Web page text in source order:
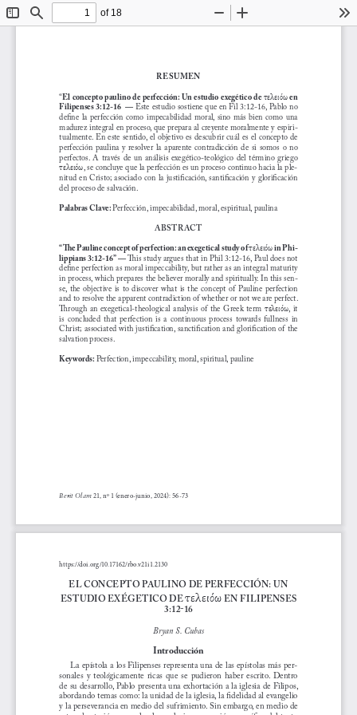
ToggleFind
of 18
Zoom
Berit Olam 21, nº 1 (enero-junio, 2024): 56-73
RESUMEN
“El concepto paulino de perfección: Un estudio exegético de τελειόω en
Filipenses 3:12-16  —
Este estudio sostiene que en Fil 3:12-16, Pablo no
define  la  perfección  como  impecabilidad  moral,  sino  más  bien  como  una
madurez integral en proceso, que prepara al creyente moralmente y espiri
tualmente. En este sentido, el objetivo es descubrir cuál es el concepto de
perfección  paulina  y  resolver  la  aparente  contradicción  de  si  somos  o  no
perfectos.  A  través  de  un  análisis  exegético-teológico  del  término  griego
τελειόω , se concluye que la perfección es un proceso continuo hacia la ple
nitud en Cristo; asociado con la justificación, santificación y glorificación
del proceso de salvación.
Palabras Clave: Perfección, impecabilidad, moral, espiritual, paulina
ABSTRACT
“! e Pauline concept of perfection: an exegetical study of τελειόω in Phi-
lippians 3:12-16” — !
is study argues that in Phil 3:12-16, Paul does not
define perfection as moral impeccability, but rather as an integral maturity
in process, which prepares the believer morally and spiritually. In this sen
se,  the  objective  is  to  discover  what  is  the  concept  of  Pauline  perfection
and to resolve the apparent contradiction of whether or not we are perfect.
!
rough  an  exegetical-theological  analysis  of  the  Greek  term τελειόω ,  it
is  concluded  that  perfection  is  a  continuous  process  towards  fullness  in
Christ; associated with justification, sanctification and glorification of the
salvation process.
Keywords: Perfection, impeccability, moral, spiritual, pauline
https://doi.org/10.17162/rbo.v21i1.2130
EL CONCEP TO PAULINO DE PERFECCIÓN: UN
ESTUDIO EXÉGETICO DE τελειόω EN FILIPENSES
3:12!16
Bryan S. Cubas
Introducción
La epístola a los Filipenses representa una de las epístolas más per-
sonales  y  teológicamente  ricas  que  se  pudieron  haber  escrito.  Dentro
de su desarrollo, Pablo presenta una exhortación a la iglesia de Filipos,
abordando temas como: la unidad de la iglesia, la fidelidad al evangelio
y la perseverancia en medio del sufrimiento. Sin embargo, en medio de